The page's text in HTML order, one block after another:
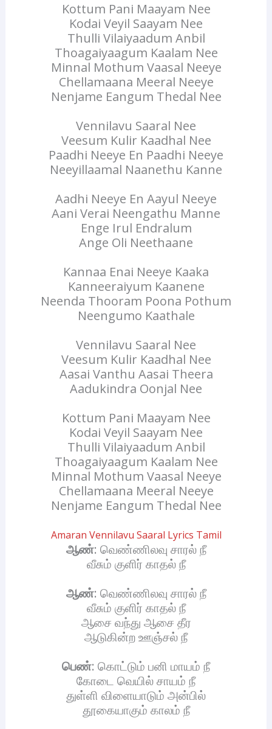
Kottum Pani Maayam Nee
Kodai Veyil Saayam Nee
Thulli Vilaiyaadum Anbil
Thoagaiyaagum Kaalam Nee
Minnal Mothum Vaasal Neeye
Chellamaana Meeral Neeye
Nenjame Eangum Thedal Nee
Vennilavu Saaral Nee
Veesum Kulir Kaadhal Nee
Paadhi Neeye En Paadhi Neeye
Neeyillaamal Naanethu Kanne
Aadhi Neeye En Aayul Neeye
Aani Verai Neengathu Manne
Enge Irul Endralum
Ange Oli Neethaane
Kannaa Enai Neeye Kaaka
Kanneeraiyum Kaanene
Neenda Thooram Poona Pothum
Neengumo Kaathale
Vennilavu Saaral Nee
Veesum Kulir Kaadhal Nee
Aasai Vanthu Aasai Theera
Aadukindra Oonjal Nee
Kottum Pani Maayam Nee
Kodai Veyil Saayam Nee
Thulli Vilaiyaadum Anbil
Thoagaiyaagum Kaalam Nee
Minnal Mothum Vaasal Neeye
Chellamaana Meeral Neeye
Nenjame Eangum Thedal Nee
Amaran Vennilavu Saaral Lyrics Tamil
ஆண்: வெண்ணிலவு சாரல் நீ
வீசும் குளிர் காதல் நீ
ஆண்: வெண்ணிலவு சாரல் நீ
வீசும் குளிர் காதல் நீ
ஆசை வந்து ஆசை தீர
ஆடுகின்ற ஊஞ்சல் நீ
பெண்: கொட்டும் பனி மாயம் நீ
கோடை வெயில் சாயம் நீ
துள்ளி விளையாடும் அன்பில்
தூகையாகும் காலம் நீ